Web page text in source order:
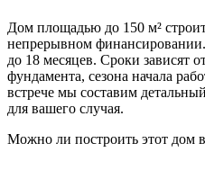
Дом площадью до 150 м²
непрерывном
до 18 месяцев. Сроки зависят
фундамента, сезона начала
встрече мы составим
для вашего случая.
Можно ли построить этот дом